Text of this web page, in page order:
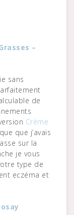
–
sans
de
Crème
que j’avais
sur la
je vous
type de
eczéma et